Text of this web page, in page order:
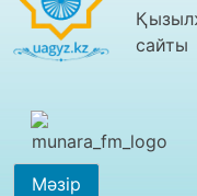
сайты
Мәзір